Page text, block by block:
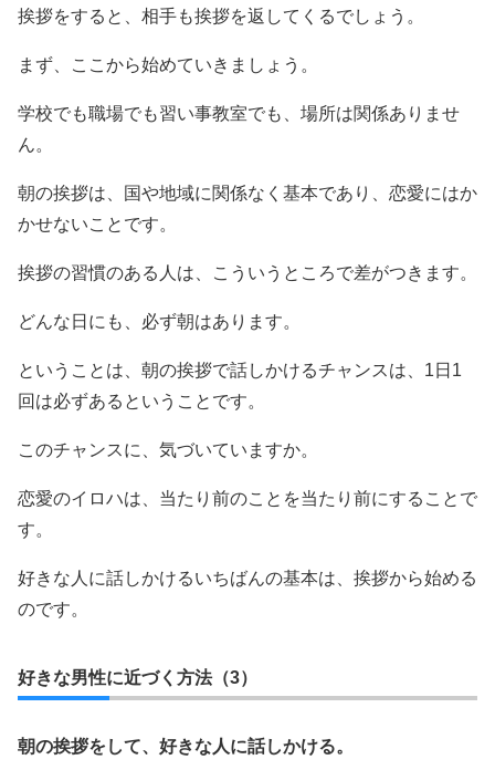
挨拶をすると、相手も挨拶を返してくるでしょう。
まず、ここから始めていきましょう。
学校でも職場でも習い事教室でも、場所は関係ありませ
ん。
朝の挨拶は、国や地域に関係なく基本であり、恋愛にはか
かせないことです。
挨拶の習慣のある人は、こういうところで差がつきます。
どんな日にも、必ず朝はあります。
ということは、朝の挨拶で話しかけるチャンスは、1日1
回は必ずあるということです。
このチャンスに、気づいていますか。
恋愛のイロハは、当たり前のことを当たり前にすることで
す。
好きな人に話しかけるいちばんの基本は、挨拶から始める
のです。
好きな男性に近づく方法（3）
朝の挨拶をして、好きな人に話しかける。